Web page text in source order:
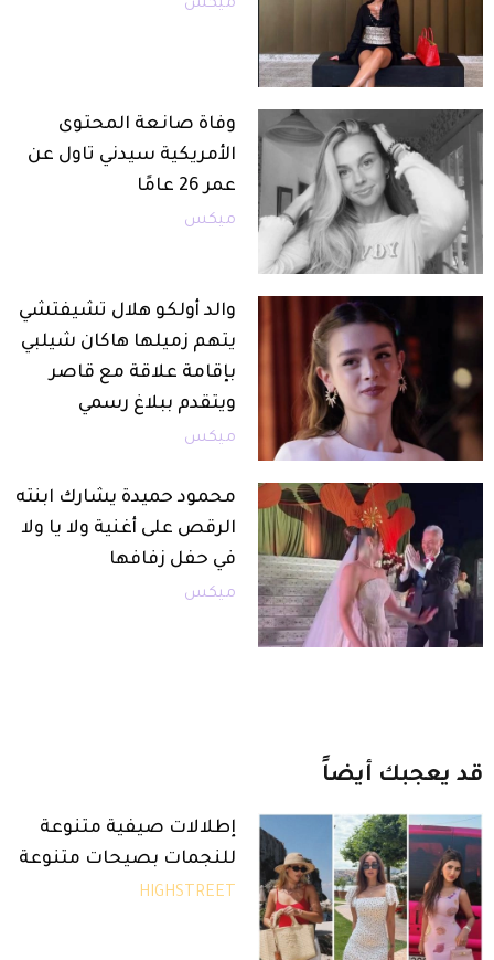
ميكس
وفاة صانعة المحتوى
الأمريكية سيدني تاول عن
عمر 26 عامًا
ميكس
والد أولكو هلال تشيفتشي
يتهم زميلها هاكان شيلبي
بإقامة علاقة مع قاصر
ويتقدم ببلاغ رسمي
ميكس
محمود حميدة يشارك ابنته
الرقص على أغنية ولا يا ولا
في حفل زفافها
ميكس
قد يعجبك أيضاً
إطلالات صيفية متنوعة
للنجمات بصيحات متنوعة
HIGHSTREET